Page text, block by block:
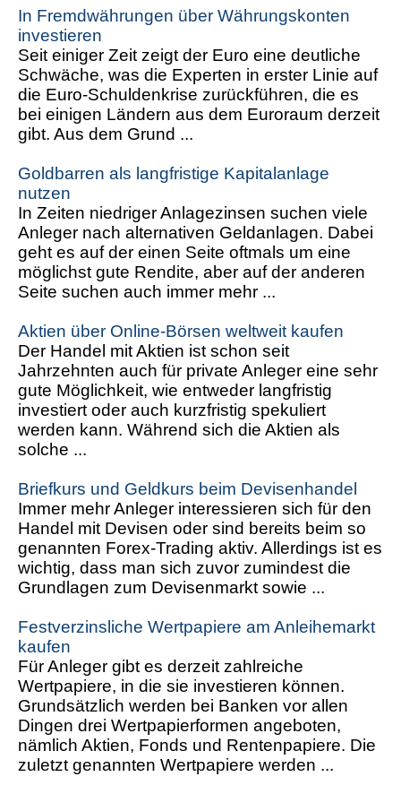
In Fremdwährungen über Währungskonten
investieren
Seit einiger Zeit zeigt der Euro eine deutliche
Schwäche, was die Experten in erster Linie auf
die Euro-Schuldenkrise zurückführen, die es
bei einigen Ländern aus dem Euroraum derzeit
gibt. Aus dem Grund ...
Goldbarren als langfristige Kapitalanlage
nutzen
In Zeiten niedriger Anlagezinsen suchen viele
Anleger nach alternativen Geldanlagen. Dabei
geht es auf der einen Seite oftmals um eine
möglichst gute Rendite, aber auf der anderen
Seite suchen auch immer mehr ...
Aktien über Online-Börsen weltweit kaufen
Der Handel mit Aktien ist schon seit
Jahrzehnten auch für private Anleger eine sehr
gute Möglichkeit, wie entweder langfristig
investiert oder auch kurzfristig spekuliert
werden kann. Während sich die Aktien als
solche ...
Briefkurs und Geldkurs beim Devisenhandel
Immer mehr Anleger interessieren sich für den
Handel mit Devisen oder sind bereits beim so
genannten Forex-Trading aktiv. Allerdings ist es
wichtig, dass man sich zuvor zumindest die
Grundlagen zum Devisenmarkt sowie ...
Festverzinsliche Wertpapiere am Anleihemarkt
kaufen
Für Anleger gibt es derzeit zahlreiche
Wertpapiere, in die sie investieren können.
Grundsätzlich werden bei Banken vor allen
Dingen drei Wertpapierformen angeboten,
nämlich Aktien, Fonds und Rentenpapiere. Die
zuletzt genannten Wertpapiere werden ...